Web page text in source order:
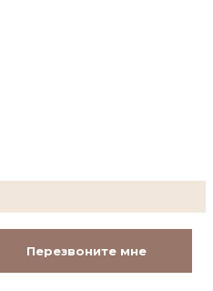
Перезвоните мне